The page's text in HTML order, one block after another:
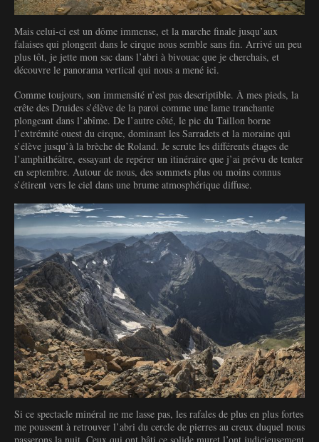
Mais celui-ci est un dôme immense, et la marche finale jusqu’aux
falaises qui plongent dans le cirque nous semble sans fin. Arrivé un peu
plus tôt, je jette mon sac dans l’abri à bivouac que je cherchais, et
découvre le panorama vertical qui nous a mené ici.
Comme toujours, son immensité n’est pas descriptible. À mes pieds, la
crête des Druides s’élève de la paroi comme une lame tranchante
plongeant dans l’abîme. De l’autre côté, le pic du Taillon borne
l’extrémité ouest du cirque, dominant les Sarradets et la moraine qui
s’élève jusqu’à la brèche de Roland. Je scrute les différents étages de
l’amphithéâtre, essayant de repérer un itinéraire que j’ai prévu de tenter
en septembre. Autour de nous, des sommets plus ou moins connus
s’étirent vers le ciel dans une brume atmosphérique diffuse.
Si ce spectacle minéral ne me lasse pas, les rafales de plus en plus fortes
me poussent à retrouver l’abri du cercle de pierres au creux duquel nous
passerons la nuit. Ceux qui ont bâti ce solide muret l’ont judicieusement